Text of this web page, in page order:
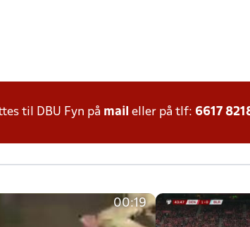
til DBU Fyn på mail eller på tlf: 6617
00:19